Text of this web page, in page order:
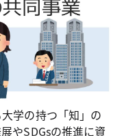
学の持つ「知」の
やSDGsの推進に資